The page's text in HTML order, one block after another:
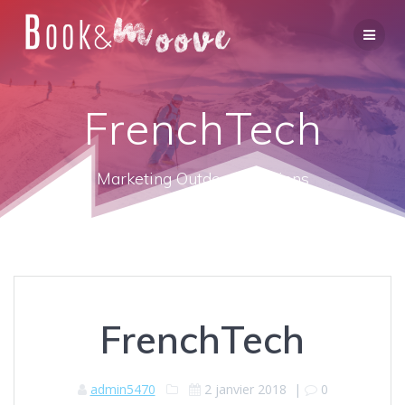
FrenchTech
Marketing Outdoor Solutions
FrenchTech
admin5470 2 janvier 2018 | 0